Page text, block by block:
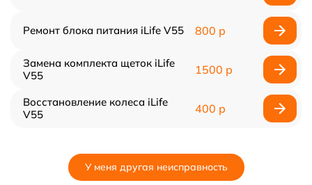
Ремонт блока питания iLife V55 800 р
Замена комплекта щеток iLife
V55
1500 р
Восстановление колеса iLife
V55
400 р
У меня другая неисправность